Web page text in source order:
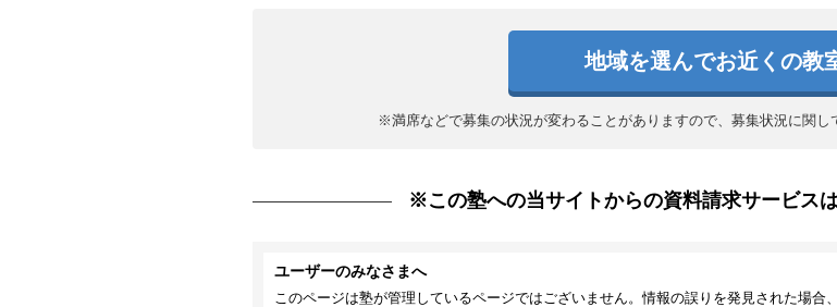
地域を選んでお近くの教
※満席などで募集の状況が変わることがありますので、募集状況に関し
※この塾への当サイトからの資料請求サービス
ユーザーのみなさまへ
このページは塾が管理しているページではございません。情報の誤りを発見された場合